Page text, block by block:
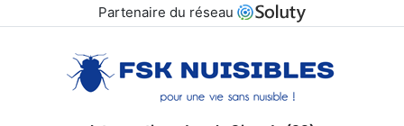
Partenaire du réseau